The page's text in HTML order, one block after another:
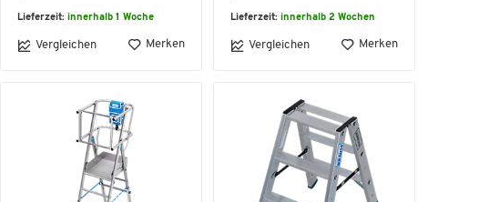
Lieferzeit: innerhalb 1 Woche
Vergleichen Merken
Lieferzeit: innerhalb 2 Wochen
Vergleichen Merken